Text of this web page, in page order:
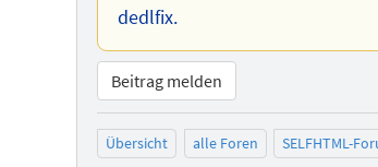
dedlfix.
Beitrag melden
Übersicht alle Foren SELFHTML-